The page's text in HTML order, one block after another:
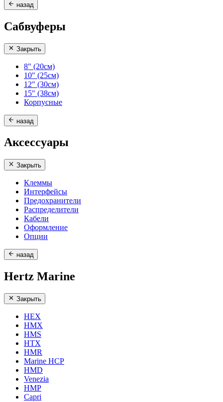
назад
Сабвуферы
Закрыть
8" (20см)
10" (25см)
12" (30см)
15" (38см)
Корпусные
назад
Аксессуары
Закрыть
Клеммы
Интерфейсы
Предохранители
Распределители
Кабели
Оформление
Опции
назад
Hertz Marine
Закрыть
HEX
HMX
HMS
HTX
HMR
Marine HCP
HMD
Venezia
HMP
Capri